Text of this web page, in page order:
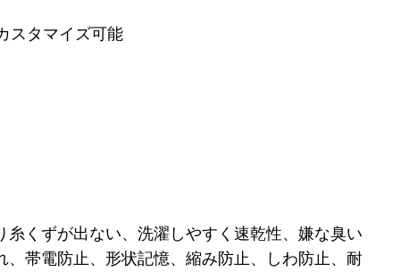
スタマイズ可能
糸くずが出ない、洗濯しやすく速乾性、嫌な臭い
、帯電防止、形状記憶、縮み防止、しわ防止、耐